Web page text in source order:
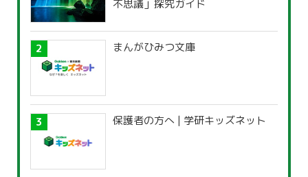
不思議」探究ガイド
まんがひみつ文庫
保護者の方へ | 学研キッズネット